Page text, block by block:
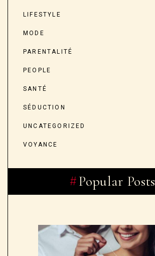
LIFESTYLE
MODE
PARENTALITÉ
PEOPLE
SANTÉ
SÉDUCTION
UNCATEGORIZED
VOYANCE
Popular Posts